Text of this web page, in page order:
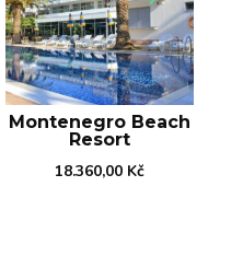
Montenegro Beach
Resort
18.360,00 Kč